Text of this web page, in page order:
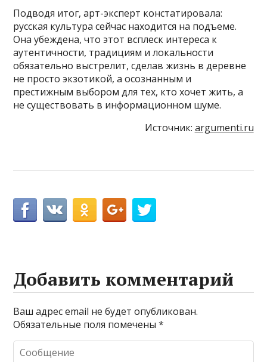
Подводя итог, арт-эксперт констатировала:
русская культура сейчас находится на подъеме.
Она убеждена, что этот всплеск интереса к
аутентичности, традициям и локальности
обязательно выстрелит, сделав жизнь в деревне
не просто экзотикой, а осознанным и
престижным выбором для тех, кто хочет жить, а
не существовать в информационном шуме.
Источник: argumenti.ru
Добавить комментарий
Ваш адрес email не будет опубликован.
Обязательные поля помечены*